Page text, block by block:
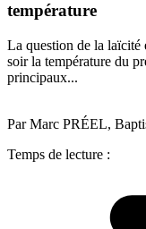
température
La question de la laïcité
soir la température du
principaux...
Par Marc PRÉEL,
Temps de lecture :